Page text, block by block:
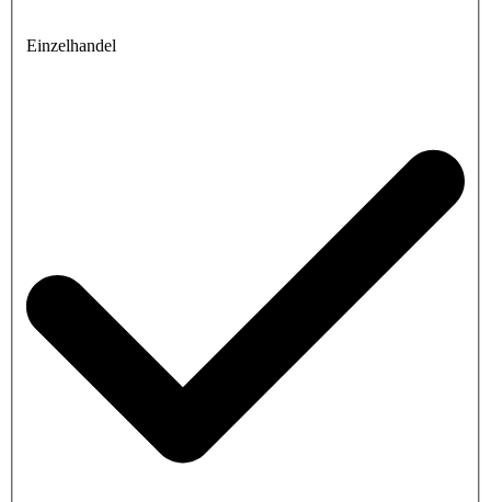
Einzelhandel